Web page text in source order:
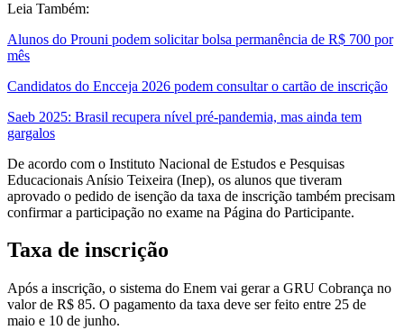
Leia Também:
Alunos do Prouni podem solicitar bolsa permanência de R$ 700 por
mês
Candidatos do Encceja 2026 podem consultar o cartão de inscrição
Saeb 2025: Brasil recupera nível pré-pandemia, mas ainda tem
gargalos
De acordo com o Instituto Nacional de Estudos e Pesquisas
Educacionais Anísio Teixeira (Inep), os alunos que tiveram
aprovado o pedido de isenção da taxa de inscrição também precisam
confirmar a participação no exame na Página do Participante.
Taxa de inscrição
Após a inscrição, o sistema do Enem vai gerar a GRU Cobrança no
valor de R$ 85. O pagamento da taxa deve ser feito entre 25 de
maio e 10 de junho.